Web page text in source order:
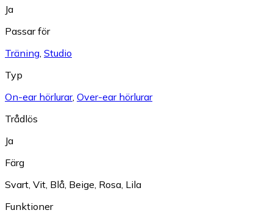
Ja
Passar för
Träning Studio
Typ
On-ear hörlurar, Over-ear hörlurar
Trådlös
Ja
Färg
Svart Vit Blå Beige Rosa Lila
Funktioner